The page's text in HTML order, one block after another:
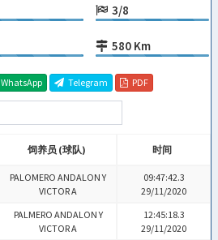
3/8
580 Km
WhatsApp Telegram PDF
饲养员 (球队)
时间
饲养员 (球队) 时间
PALOMERO ANDALON Y
VICTOR A
09:47:42.3
29/11/2020
PALMERO ANDALON Y
VICTOR A
12:45:18.3
29/11/2020